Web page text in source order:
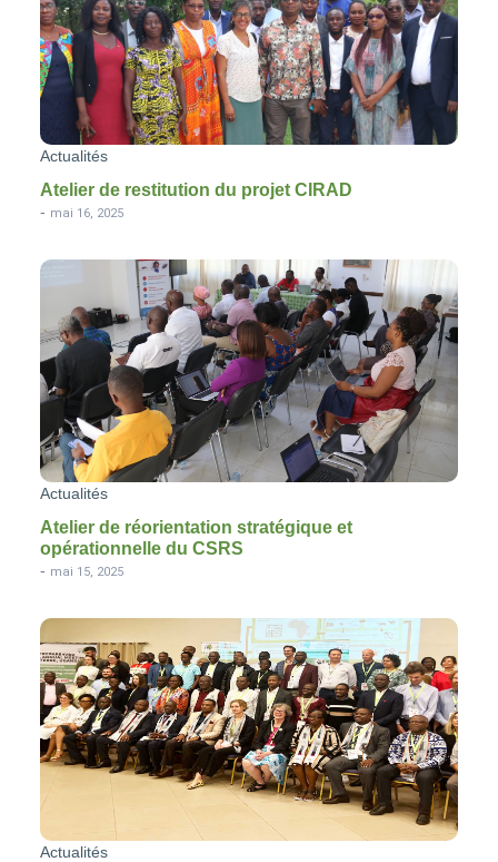
Actualités
Atelier de restitution du projet CIRAD
- mai 16, 2025
Actualités
Atelier de réorientation stratégique et
opérationnelle du CSRS
- mai 15, 2025
Actualités